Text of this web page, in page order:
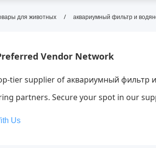
фильтр и водяной
аквариумного фильтра и водяного
для животных / аквариумный фильтр и
Vendor Network
tier supplier of аквариумный фильтр
partners. Secure your spot in our
Us